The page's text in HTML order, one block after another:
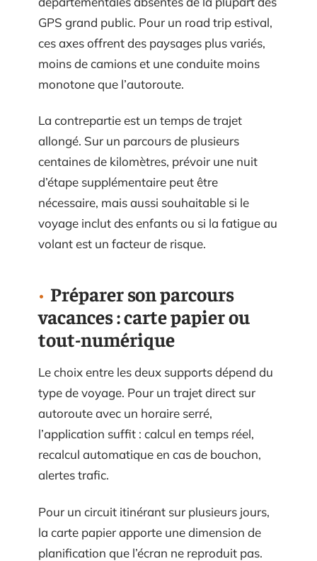
GPS grand public. Pour un road trip estival,
ces axes offrent des paysages plus variés,
moins de camions et une conduite moins
monotone que l’autoroute.
La contrepartie est un temps de trajet
allongé. Sur un parcours de plusieurs
centaines de kilomètres, prévoir une nuit
d’étape supplémentaire peut être
nécessaire, mais aussi souhaitable si le
voyage inclut des enfants ou si la fatigue au
volant est un facteur de risque.
Préparer son parcours
vacances : carte papier ou
tout-numérique
Le choix entre les deux supports dépend du
type de voyage. Pour un trajet direct sur
autoroute avec un horaire serré,
l’application suffit : calcul en temps réel,
recalcul automatique en cas de bouchon,
alertes trafic.
Pour un circuit itinérant sur plusieurs jours,
la carte papier apporte une dimension de
planification que l’écran ne reproduit pas.